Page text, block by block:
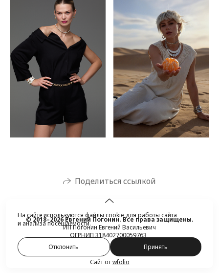
Поделиться ссылкой
© 2018–2026 Евгений Погонин. Все права защищены.
ИП Погонин Евгений Васильевич
ОГРНИП 318402700059763
Сайт отwfolio
На сайте используются файлы cookie для работы сайта
и анализа посещаемости.
Отклонить Принять